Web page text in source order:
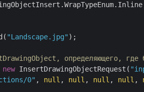
"Landscape.jpg" );
определяющего, где
new InsertDrawingObjectRequest(
0" , null , null , null , null ,